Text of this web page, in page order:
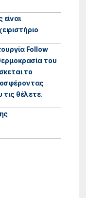
Follow
του
το
τις θέλετε.